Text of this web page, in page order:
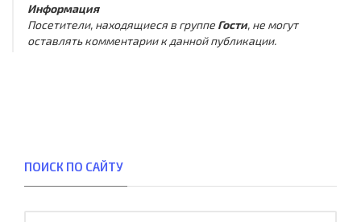
Информация
Посетители, находящиеся в группе Гости, не могут
оставлять комментарии к данной публикации.
ПОИСК ПО САЙТУ